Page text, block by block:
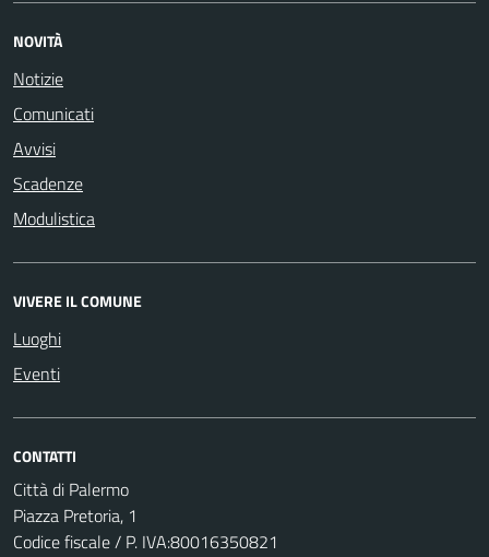
NOVITÀ
Notizie
Comunicati
Avvisi
Scadenze
Modulistica
VIVERE IL COMUNE
Luoghi
Eventi
CONTATTI
Città di Palermo
Piazza Pretoria, 1
Codice fiscale / P. IVA:80016350821